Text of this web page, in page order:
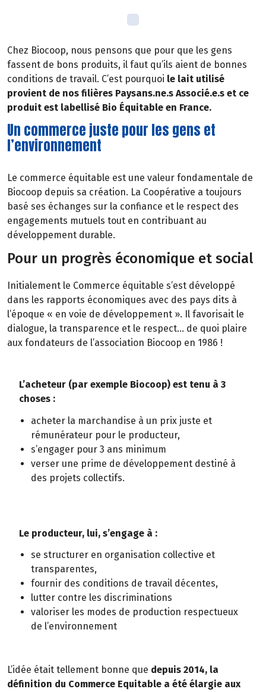
Chez Biocoop, nous pensons que pour que les gens
fassent de bons produits, il faut qu’ils aient de bonnes
conditions de travail. C’est pourquoi le lait utilisé
provient de nos filières Paysans.ne.s Associé.e.s et ce
produit est labellisé Bio Équitable en France.
Un commerce juste pour les gens et
l’environnement
Le commerce équitable est une valeur fondamentale de
Biocoop depuis sa création. La Coopérative a toujours
basé ses échanges sur la confiance et le respect des
engagements mutuels tout en contribuant au
développement durable.
Pour un progrès économique et social
Initialement le Commerce équitable s’est développé
dans les rapports économiques avec des pays dits à
l’époque « en voie de développement ». Il favorisait le
dialogue, la transparence et le respect… de quoi plaire
aux fondateurs de l’association Biocoop en 1986 !
L’acheteur (par exemple Biocoop) est tenu à 3
choses :
acheter la marchandise à un prix juste et
rémunérateur pour le producteur,
s’engager pour 3 ans minimum
verser une prime de développement destiné à
des projets collectifs.
Le producteur, lui, s’engage à :
se structurer en organisation collective et
transparentes,
fournir des conditions de travail décentes,
lutter contre les discriminations
valoriser les modes de production respectueux
de l’environnement
L’idée était tellement bonne que depuis 2014, la
définition du Commerce Equitable a été élargie aux